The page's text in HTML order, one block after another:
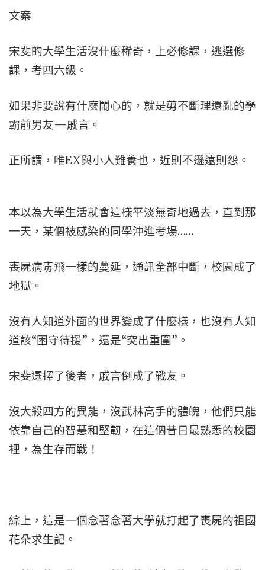
文案
宋斐的大學生活沒什麼稀奇，上必修課，逃選修
課，考四六級。
如果非要說有什麼鬧心的，就是剪不斷理還亂的學
霸前男友—戚言。
正所謂，唯EX與小人難養也，近則不遜遠則怨。
本以為大學生活就會這樣平淡無奇地過去，直到那
一天，某個被感染的同學沖進考場……
喪屍病毒飛一樣的蔓延，通訊全部中斷，校園成了
地獄。
沒有人知道外面的世界變成了什麼樣，也沒有人知
道該“困守待援”，還是“突出重圍”。
宋斐選擇了後者，戚言倒成了戰友。
沒大殺四方的異能，沒武林高手的體魄，他們只能
依靠自己的智慧和堅韌，在這個昔日最熟悉的校園
裡，為生存而戰！
綜上，這是一個念著念著大學就打起了喪屍的祖國
花朵求生記。